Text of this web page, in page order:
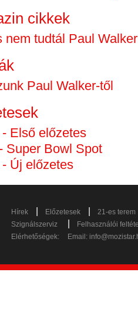
cikkek
nem tudtál Paul
Paul Walker-től
Első előzetes
Super Bowl Spot
Új előzetes
Hírek Előzetesek
21-es terem
Szignálszerviz
Felhasználói
Elérhetőségek:
Email: